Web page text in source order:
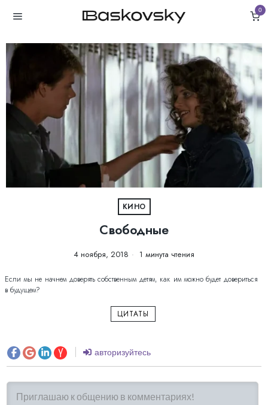
0
КИНО
Свободные
4 ноября, 2018 1 минута чтения
Если мы не начнем доверять собственным детям, как им можно будет довериться
в будущем?
ЦИТАТЫ
авторизуйтесь